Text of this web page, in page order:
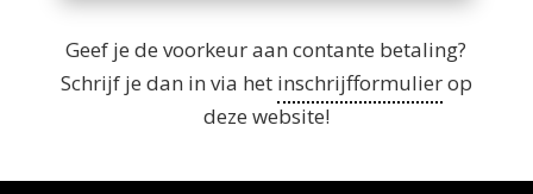
Geef je de voorkeur aan contante betaling?
Schrijf je dan in via het inschrijfformulierop
deze website!